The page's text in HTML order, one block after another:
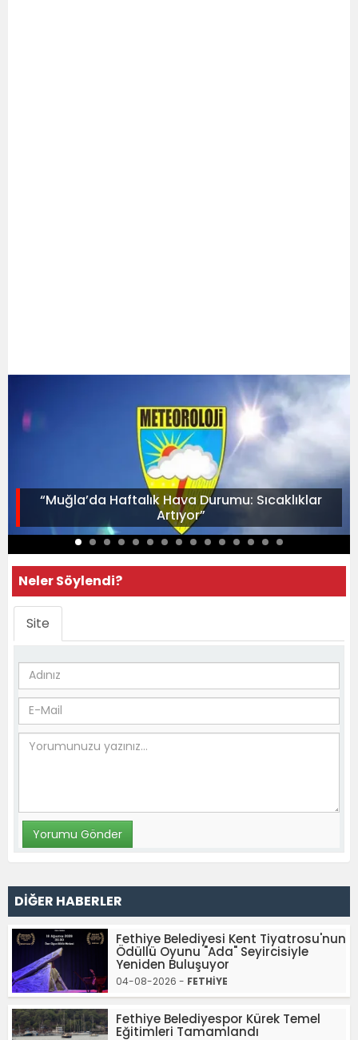
“Muğla’da Haftalık Hava Durumu: Sıcaklıklar
Artıyor”
Neler Söylendi?
Site
DİĞER HABERLER
Fethiye Belediyesi Kent Tiyatrosu'nun
Ödüllü Oyunu "Ada" Seyircisiyle
Yeniden Buluşuyor
04-08-2026 - FETHİYE
Fethiye Belediyespor Kürek Temel
Eğitimleri Tamamlandı